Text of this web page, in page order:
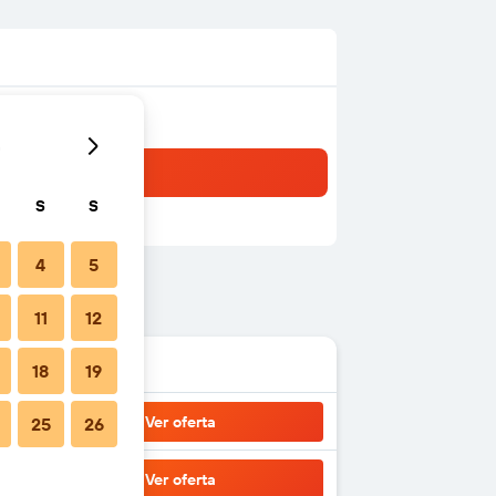
Ver oferta
Ver oferta
S S
4 5
11 12
18 19
25 26